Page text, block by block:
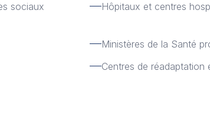
sociaux
Hôpitaux et centres
Ministères de la Santé
Centres de réadaptation